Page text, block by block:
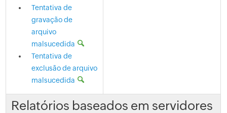
Tentativa de
gravação de
arquivo
malsucedida
Tentativa de
exclusão de arquivo
malsucedida
Relatórios baseados em servidores